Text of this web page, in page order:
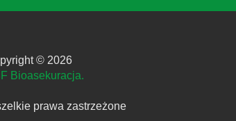
© 2026
Bioasekuracja.
prawa zastrzeżone